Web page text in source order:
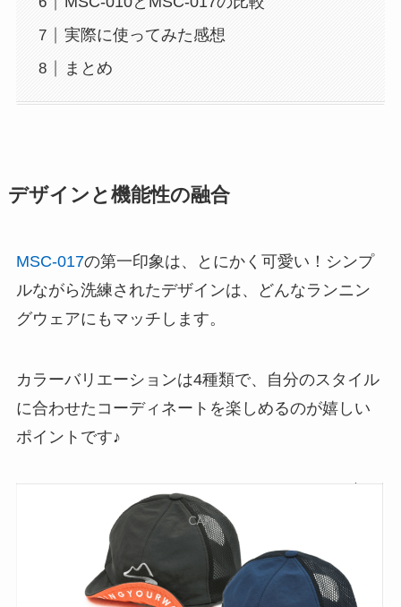
実際に使ってみた感想
まとめ
デザインと機能性の融合
MSC-017の第一印象は、とにかく可愛い！シンプ
ルながら洗練されたデザインは、どんなランニン
グウェアにもマッチします。
カラーバリエーションは4種類で、自分のスタイル
に合わせたコーディネートを楽しめるのが嬉しい
ポイントです♪